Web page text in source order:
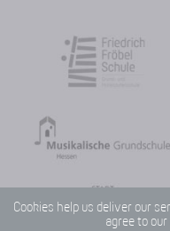
Cookies help us deliver our
agree to